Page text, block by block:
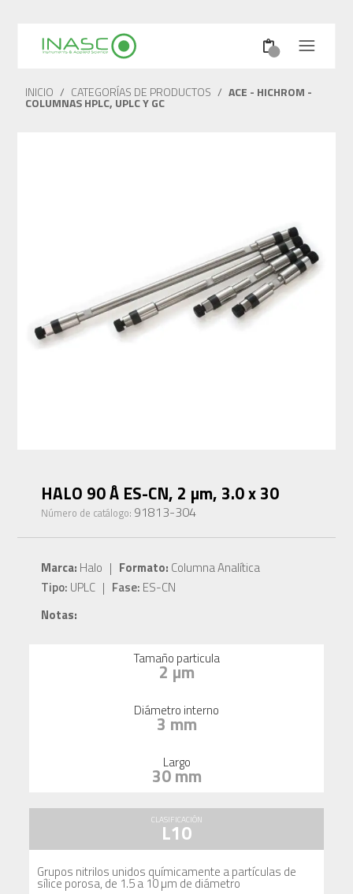
INICIO / CATEGORÍAS DE PRODUCTOS / ACE - HICHROM -
COLUMNAS HPLC, UPLC Y GC
HALO 90 Å ES-CN, 2 µm, 3.0 x 30
Número de catálogo: 91813-304
Marca: Halo | Formato: Columna Analítica
Tipo: UPLC | Fase: ES-CN
Notas:
Tamaño particula
2 µm
Diámetro interno
3 mm
Largo
30 mm
CLASIFICACIÓN
L10
Grupos nitrilos unidos químicamente a partículas de
sílice porosa, de 1.5 a 10 µm de diámetro